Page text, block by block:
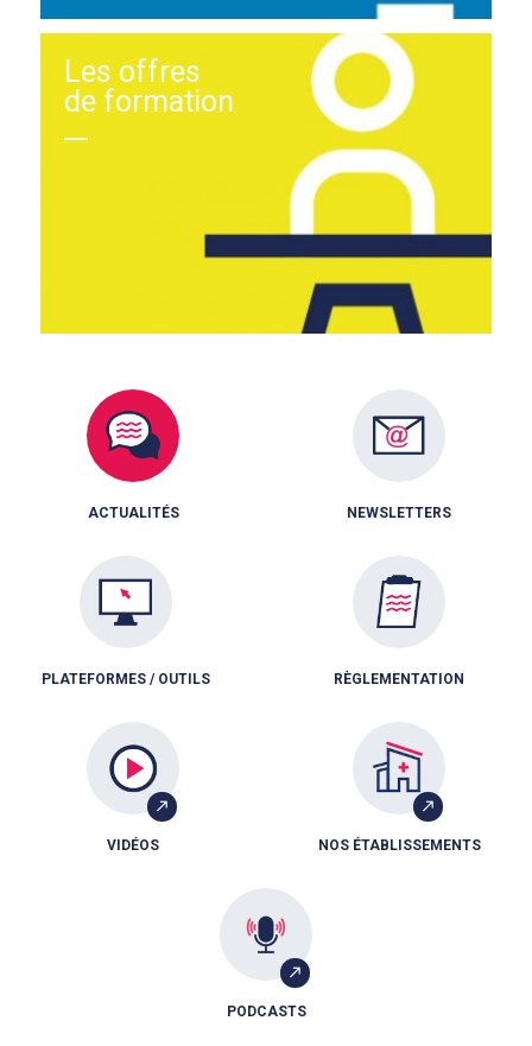
Les offres
de formation
ACTUALITÉS NEWSLETTERS
PLATEFORMES / OUTILS RÈGLEMENTATION
VIDÉOS NOS ÉTABLISSEMENTS
PODCASTS